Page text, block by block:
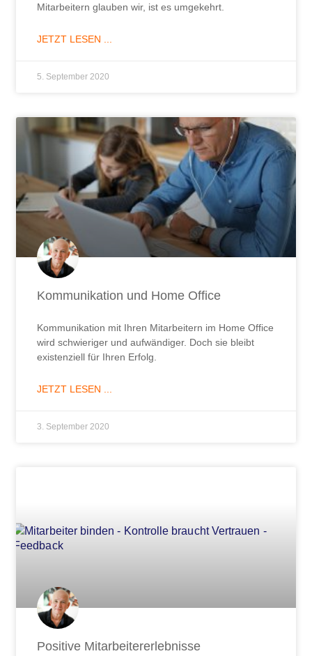
Mitarbeitern glauben wir, ist es umgekehrt.
JETZT LESEN ...
5. September 2020
Kommunikation und Home Office
Kommunikation mit Ihren Mitarbeitern im Home Office
wird schwieriger und aufwändiger. Doch sie bleibt
existenziell für Ihren Erfolg.
JETZT LESEN ...
3. September 2020
Positive Mitarbeitererlebnisse